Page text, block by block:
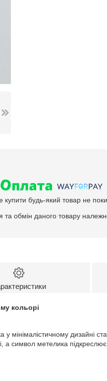
купити будь-який товар не
обмін даного товару
кольорі
у мінімалістичному дизайні
символ метелика підкреслює